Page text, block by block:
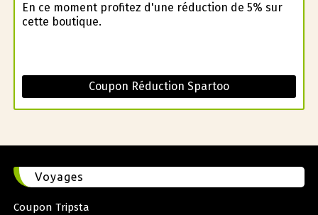
En ce moment profitez d'une réduction de 5% sur
cette boutique.
Coupon Réduction Spartoo
Voyages
Coupon Tripsta